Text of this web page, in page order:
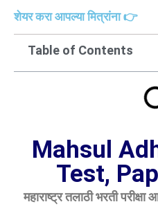
शेयर करा आपल्या मित्रांना 👉
Table of Contents
Mahsul
Test,
महाराष्ट्र तलाठी भरती